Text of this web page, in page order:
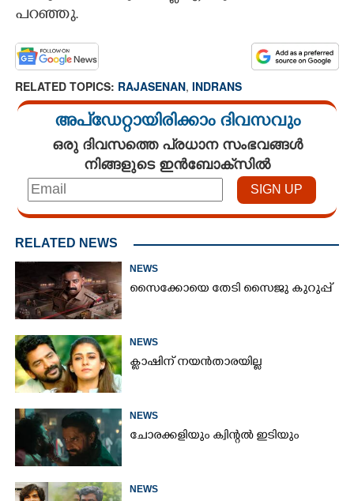
പറഞ്ഞു.
RELATED TOPICS: RAJASENAN, INDRANS
അപ്ഡേറ്റായിരിക്കാം ദിവസവും
ഒരു ദിവസത്തെ പ്രധാന സംഭവങ്ങൾ
നിങ്ങളുടെ ഇൻബോക്സിൽ
RELATED NEWS
NEWS
സൈക്കോയെ തേടി സൈജു കുറുപ്പ്
NEWS
ക്ലാഷിന് നയൻതാരയില്ല
NEWS
ചോരക്കളിയും ക്വിന്റൽ ഇടിയും
NEWS